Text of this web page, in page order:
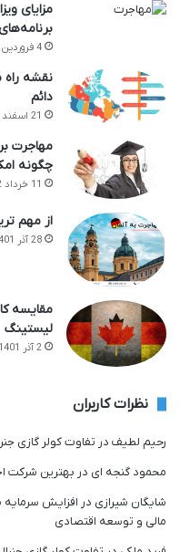
مزایای
4 فروردین 1403
نقشه راه
دائم
21 اسفند 1402
مهاجرت
چگونه
11 خرداد 1402
از مهم
28 آذر 1401
مقایسه
لیستینگ
2 آذر 1401
نظرات کاربران
رحیم لطیف در تفاوت کولر گازی
محمود گنجه ای در بهترین شرکت
شایگان شیرازی در افزایش سرمایه
مالی و توسعه اقتصادی